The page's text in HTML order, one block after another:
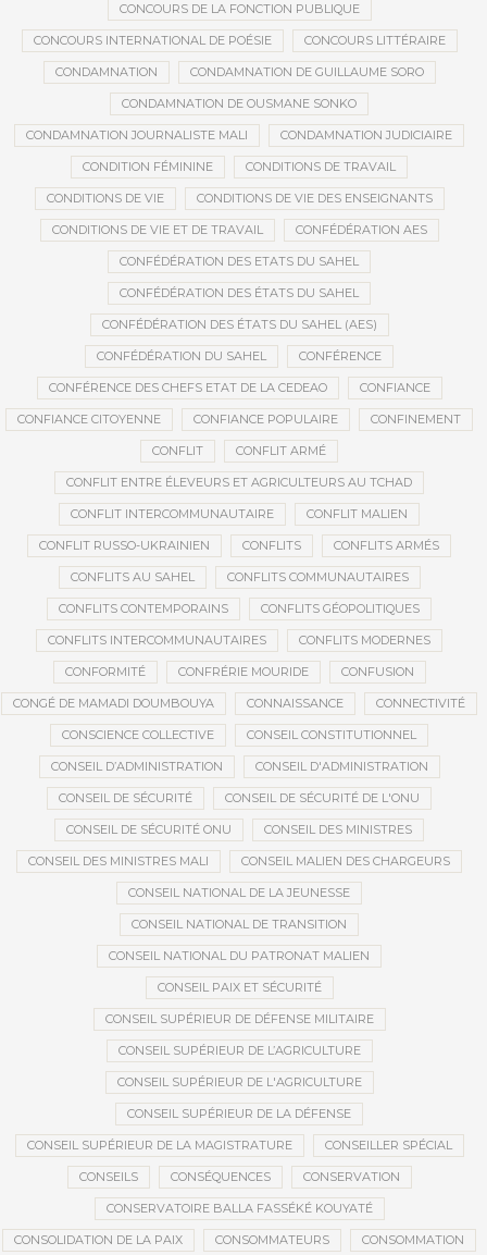
CONCOURS DE LA FONCTION PUBLIQUE
CONCOURS INTERNATIONAL DE POÉSIE CONCOURS LITTÉRAIRE
CONDAMNATION CONDAMNATION DE GUILLAUME SORO
CONDAMNATION DE OUSMANE SONKO
CONDAMNATION JOURNALISTE MALI CONDAMNATION JUDICIAIRE
CONDITION FÉMININE CONDITIONS DE TRAVAIL
CONDITIONS DE VIE CONDITIONS DE VIE DES ENSEIGNANTS
CONDITIONS DE VIE ET DE TRAVAIL CONFÉDÉRATION AES
CONFÉDÉRATION DES ETATS DU SAHEL
CONFÉDÉRATION DES ÉTATS DU SAHEL
CONFÉDÉRATION DES ÉTATS DU SAHEL (AES)
CONFÉDÉRATION DU SAHEL CONFÉRENCE
CONFÉRENCE DES CHEFS ETAT DE LA CEDEAO CONFIANCE
CONFIANCE CITOYENNE CONFIANCE POPULAIRE CONFINEMENT
CONFLIT CONFLIT ARMÉ
CONFLIT ENTRE ÉLEVEURS ET AGRICULTEURS AU TCHAD
CONFLIT INTERCOMMUNAUTAIRE CONFLIT MALIEN
CONFLIT RUSSO-UKRAINIEN CONFLITS CONFLITS ARMÉS
CONFLITS AU SAHEL CONFLITS COMMUNAUTAIRES
CONFLITS CONTEMPORAINS CONFLITS GÉOPOLITIQUES
CONFLITS INTERCOMMUNAUTAIRES CONFLITS MODERNES
CONFORMITÉ CONFRÉRIE MOURIDE CONFUSION
CONGÉ DE MAMADI DOUMBOUYA CONNAISSANCE CONNECTIVITÉ
CONSCIENCE COLLECTIVE CONSEIL CONSTITUTIONNEL
CONSEIL D’ADMINISTRATION CONSEIL D'ADMINISTRATION
CONSEIL DE SÉCURITÉ CONSEIL DE SÉCURITÉ DE L'ONU
CONSEIL DE SÉCURITÉ ONU CONSEIL DES MINISTRES
CONSEIL DES MINISTRES MALI CONSEIL MALIEN DES CHARGEURS
CONSEIL NATIONAL DE LA JEUNESSE
CONSEIL NATIONAL DE TRANSITION
CONSEIL NATIONAL DU PATRONAT MALIEN
CONSEIL PAIX ET SÉCURITÉ
CONSEIL SUPÉRIEUR DE DÉFENSE MILITAIRE
CONSEIL SUPÉRIEUR DE L’AGRICULTURE
CONSEIL SUPÉRIEUR DE L'AGRICULTURE
CONSEIL SUPÉRIEUR DE LA DÉFENSE
CONSEIL SUPÉRIEUR DE LA MAGISTRATURE CONSEILLER SPÉCIAL
CONSEILS CONSÉQUENCES CONSERVATION
CONSERVATOIRE BALLA FASSÉKÉ KOUYATÉ
CONSOLIDATION DE LA PAIX CONSOMMATEURS CONSOMMATION